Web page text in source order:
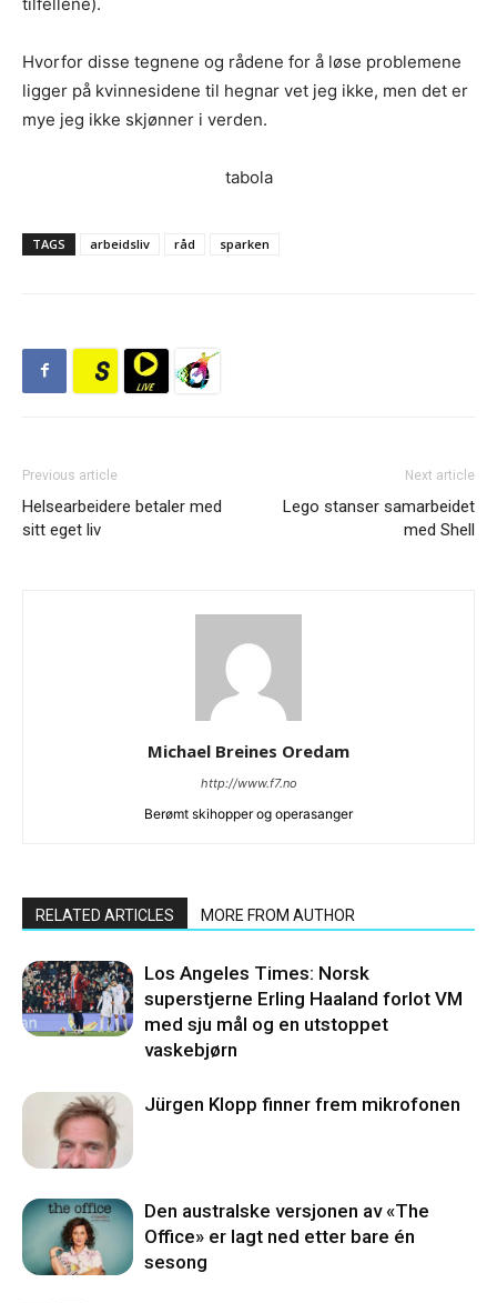
Hvorfor disse tegnene og rådene for å løse problemene
ligger på kvinnesidene til hegnar vet jeg ikke, men det er
mye jeg ikke skjønner i verden.
tabola
TAGS arbeidsliv råd sparken
Previous article
Helsearbeidere betaler med
sitt eget liv
Next article
Lego stanser samarbeidet
med Shell
Michael Breines Oredam
http://www.f7.no
Berømt skihopper og operasanger
RELATED ARTICLES MORE FROM AUTHOR
Los Angeles Times: Norsk
superstjerne Erling Haaland forlot VM
med sju mål og en utstoppet
vaskebjørn
Jürgen Klopp finner frem mikrofonen
Den australske versjonen av «The
Office» er lagt ned etter bare én
sesong